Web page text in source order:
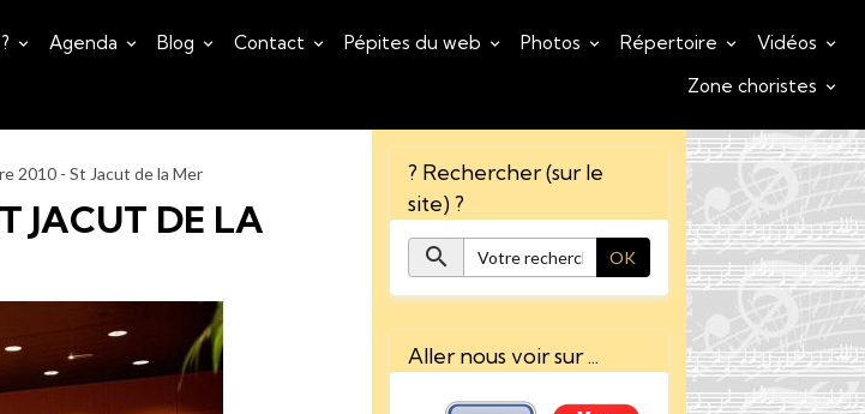
Agenda Blog Contact Pépites du web Photos Répertoire
Vidéos
Zone choristes
2010 - St Jacut de la Mer
JACUT DE LA
? Rechercher (sur le
site) ?
OK
Aller nous voir sur ...